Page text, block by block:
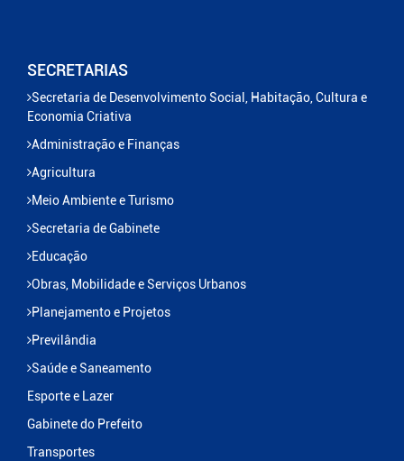
SECRETARIAS
Secretaria de Desenvolvimento Social, Habitação, Cultura e
Economia Criativa
Administração e Finanças
Agricultura
Meio Ambiente e Turismo
Secretaria de Gabinete
Educação
Obras, Mobilidade e Serviços Urbanos
Planejamento e Projetos
Previlândia
Saúde e Saneamento
Esporte e Lazer
Gabinete do Prefeito
Transportes